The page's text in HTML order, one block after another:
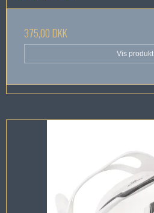
375,00 DKK
Vis produkt